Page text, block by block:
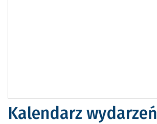
Kalendarz wydarzeń